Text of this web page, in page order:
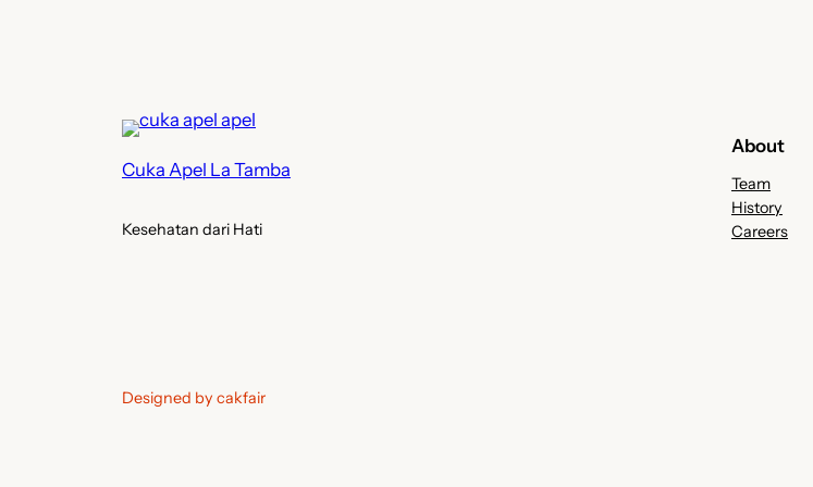
Cuka Apel La Tamba
Kesehatan dari Hati
About
Team
History
Careers
Designed by cakfair